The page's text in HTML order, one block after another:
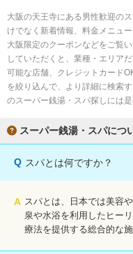
大阪の天王寺にある男性歓迎の
けでなく新着情報、料金メニュ
大阪限定のクーポンなどをご覧
していただくと、業種・エリア
可能な店舗、クレジットカード
を絞り込んで、より詳細に検索
のスーパー銭湯・スパ探しには是
スーパー銭湯・スパにつ
Q スパとは何ですか？
A スパとは、日本では美容
泉や水浴を利用したヒー
療法を提供する総合的な施